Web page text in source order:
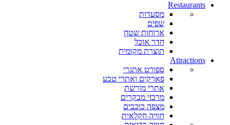
Restaurants
מסעדות
שפים
ארוחות שטח
חדר אוכל
תוצרת מקומית
Attractions
ספורט אתגרי
פארקים ואתרי טבע
אתרי מורשת
מרכזי מבקרים
מצפה כוכבים
חוויה חקלאית